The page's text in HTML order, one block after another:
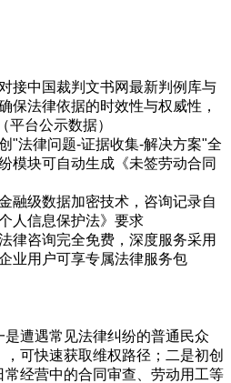
对接中国裁判文书网最新判例库与
保法律依据的时效性与权威性，
平台公示数据）
"法律问题-证据收集-解决方案"全
模块可自动生成《未签劳动合同
融级数据加密技术，咨询记录自
人信息保护法》要求
律咨询完全免费，深度服务采用
业用户可享专属法律服务包
遭遇常见法律纠纷的普通民众
，可快速获取维权路径；二是初创
经营中的合同审查、劳动用工等